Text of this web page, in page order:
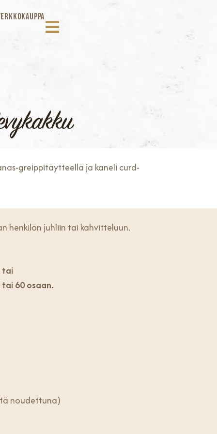
greippitäytteellä ja kaneli curd-
henkilön juhliin tai kahvitteluun.
tai
60 osaan.
noudettuna)